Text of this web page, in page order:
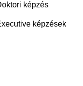
képzés
képzések